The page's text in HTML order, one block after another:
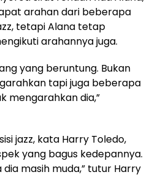
arahan dari beberapa
tetapi Alana tetap
arahannya juga.
yang beruntung. Bukan
tapi juga beberapa
mengarahkan dia,”
jazz, kata Harry Toledo,
yang bagus kedepannya.
dia masih muda,” tutur Harry